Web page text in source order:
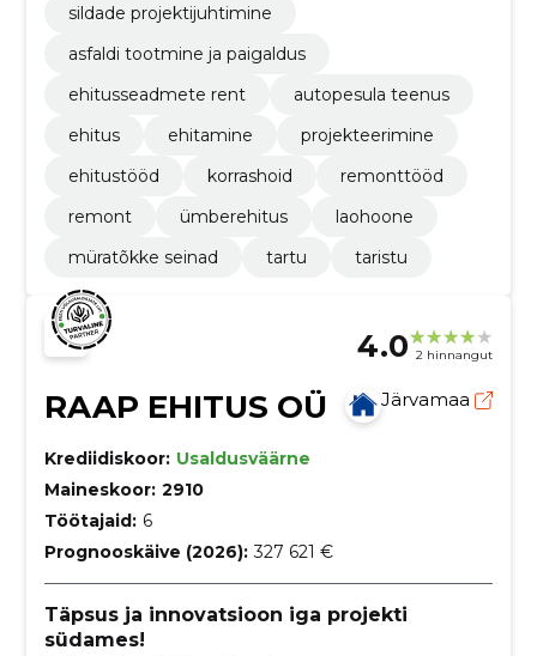
sildade projektijuhtimine
asfaldi tootmine ja paigaldus
ehitusseadmete rent
autopesula teenus
ehitus
ehitamine
projekteerimine
ehitustööd
korrashoid
remonttööd
remont
ümberehitus
laohoone
müratõkke seinad
tartu taristu
4.0 2 hinnangut
RAAP EHITUS OÜ Järvamaa
Krediidiskoor: Usaldusväärne
Maineskoor: 2910
Töötajaid: 6
Prognooskäive (2026): 327 621 €
Täpsus ja innovatsioon iga projekti
südames!